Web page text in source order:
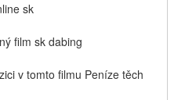
sk
film sk dabing
v tomto filmu Peníze těch